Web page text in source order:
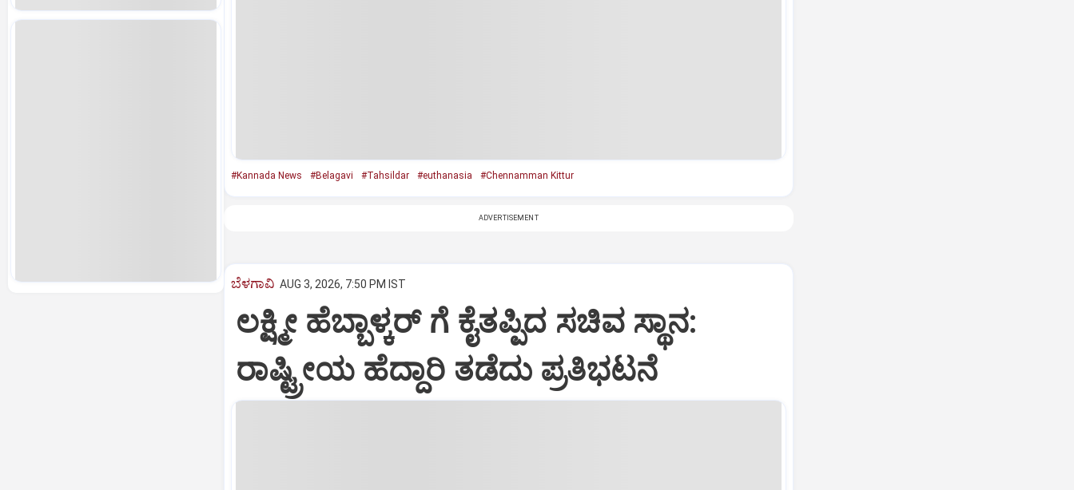
#Kannada News #Belagavi #Tahsildar #euthanasia #Chennamman Kittur
ADVERTISEMENT
ಬೆಳಗಾವಿ AUG 3, 2026, 7:50 PM IST
ಲಕ್ಷ್ಮೀ ಹೆಬ್ಬಾಳ್ಕರ್ ಗೆ ಕೈತಪ್ಪಿದ ಸಚಿವ ಸ್ಥಾನ:
ರಾಷ್ಟ್ರೀಯ ಹೆದ್ದಾರಿ ತಡೆದು ಪ್ರತಿಭಟನೆ